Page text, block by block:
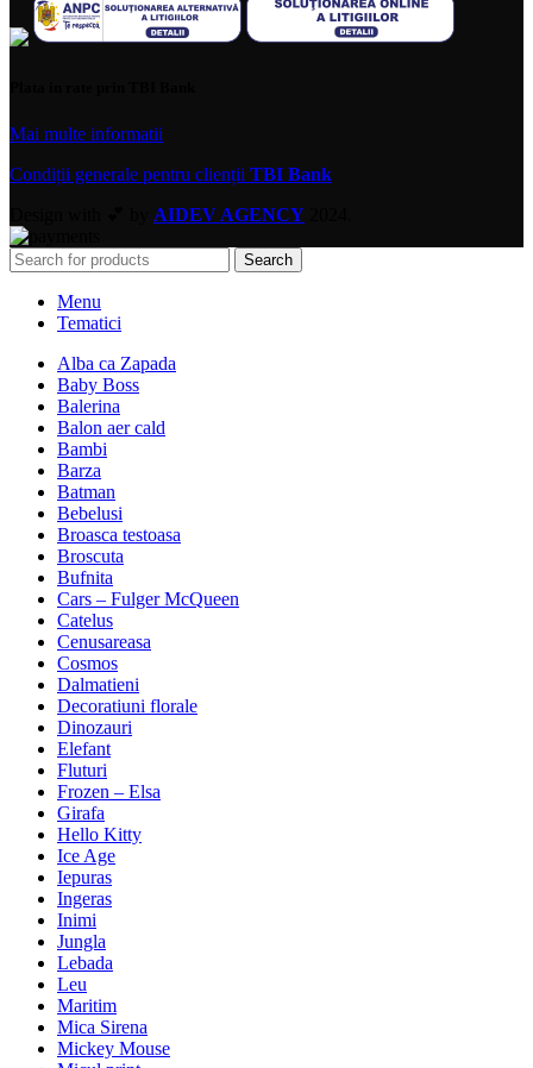
Mai multe informatii
Condiții generale pentru clienții TBI Bank
AIDEV AGENCY
Search
Menu
Tematici
Alba ca Zapada
Baby Boss
Balerina
Balon aer cald
Bambi
Barza
Batman
Bebelusi
Broasca testoasa
Broscuta
Bufnita
Cars – Fulger McQueen
Catelus
Cenusareasa
Cosmos
Dalmatieni
Decoratiuni florale
Dinozauri
Elefant
Fluturi
Frozen – Elsa
Girafa
Hello Kitty
Ice Age
Iepuras
Ingeras
Inimi
Jungla
Lebada
Leu
Maritim
Mica Sirena
Mickey Mouse